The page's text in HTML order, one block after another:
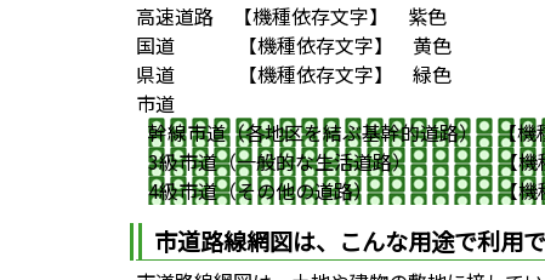
高速道路 【機種依存文字】 紫色
国道 【機種依存文字】 黄色
県道 【機種依存文字】 緑色
市道
幹線市道（各地区を結ぶ基幹的道路） 【
3級市道（一般的な生活道路） 【機
4級市道（その他の道路） 【機種
市道路線網図は、こんな用途で利用